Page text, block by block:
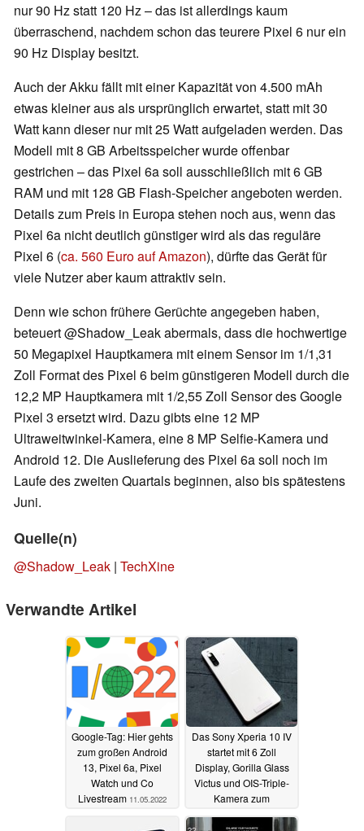
nur 90 Hz statt 120 Hz – das ist allerdings kaum
überraschend, nachdem schon das teurere Pixel 6 nur ein
90 Hz Display besitzt.
Auch der Akku fällt mit einer Kapazität von 4.500 mAh
etwas kleiner aus als ursprünglich erwartet, statt mit 30
Watt kann dieser nur mit 25 Watt aufgeladen werden. Das
Modell mit 8 GB Arbeitsspeicher wurde offenbar
gestrichen – das Pixel 6a soll ausschließlich mit 6 GB
RAM und mit 128 GB Flash-Speicher angeboten werden.
Details zum Preis in Europa stehen noch aus, wenn das
Pixel 6a nicht deutlich günstiger wird als das reguläre
Pixel 6 (ca. 560 Euro auf Amazon), dürfte das Gerät für
viele Nutzer aber kaum attraktiv sein.
Denn wie schon frühere Gerüchte angegeben haben,
beteuert @Shadow_Leak abermals, dass die hochwertige
50 Megapixel Hauptkamera mit einem Sensor im 1/1,31
Zoll Format des Pixel 6 beim günstigeren Modell durch die
12,2 MP Hauptkamera mit 1/2,55 Zoll Sensor des Google
Pixel 3 ersetzt wird. Dazu gibts eine 12 MP
Ultraweitwinkel-Kamera, eine 8 MP Selfie-Kamera und
Android 12. Die Auslieferung des Pixel 6a soll noch im
Laufe des zweiten Quartals beginnen, also bis spätestens
Juni.
Quelle(n)
@Shadow_Leak | TechXine
Verwandte Artikel
Google-Tag: Hier gehts
zum großen Android
13, Pixel 6a, Pixel
Watch und Co
Livestream 11.05.2022
Das Sony Xperia 10 IV
startet mit 6 Zoll
Display, Gorilla Glass
Victus und OIS-Triple-
Kamera zum
attraktiven Preis